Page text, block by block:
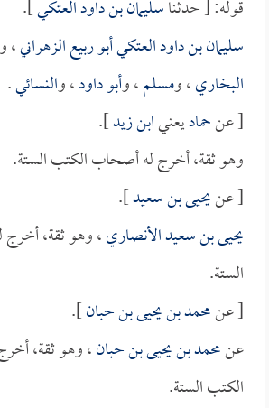
قوله: [ حدثناسليمان بن داود العتكي].
سليمان بن داود العتكي أبو ربيع الزهراني،
البخاري، ومسلم، وأبو داود، والنسائي.
[ عنحماديعنيابن زيد].
وهو ثقة، أخرج له أصحاب الكتب الستة.
[ عنيحيى بن سعيد].
يحيى بن سعيد الأنصاري، وهو ثقة،
الستة.
[ عنمحمد بن يحيى بن حبان].
عنمحمد بن يحيى بن حبان، وهو ثقة،
الكتب الستة.